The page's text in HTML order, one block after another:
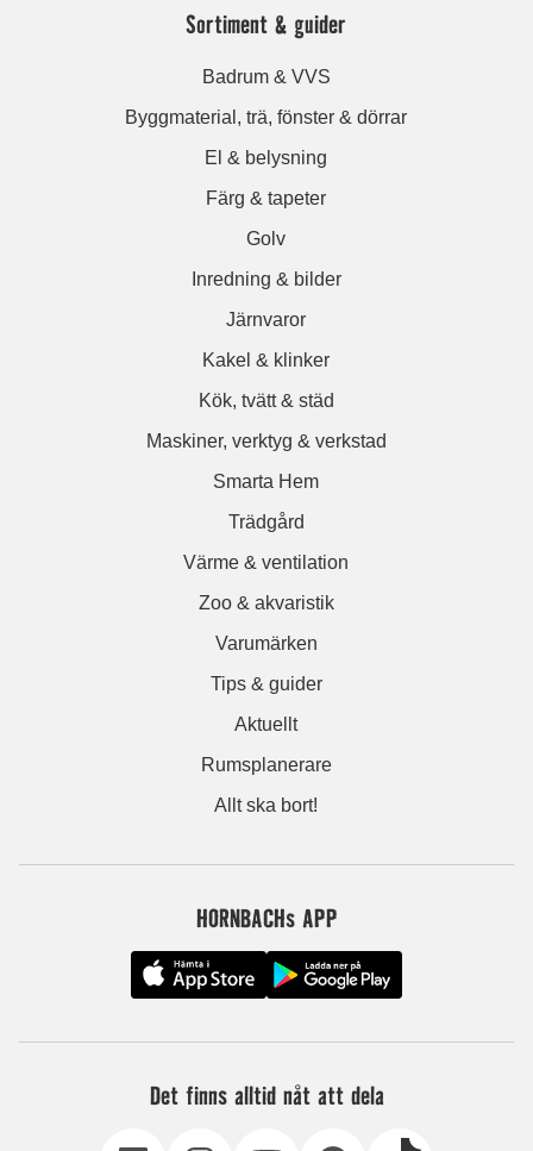
Sortiment & guider
Badrum & VVS
Byggmaterial, trä, fönster & dörrar
El & belysning
Färg & tapeter
Golv
Inredning & bilder
Järnvaror
Kakel & klinker
Kök, tvätt & städ
Maskiner, verktyg & verkstad
Smarta Hem
Trädgård
Värme & ventilation
Zoo & akvaristik
Varumärken
Tips & guider
Aktuellt
Rumsplanerare
Allt ska bort!
HORNBACHs APP
Det finns alltid nåt att dela